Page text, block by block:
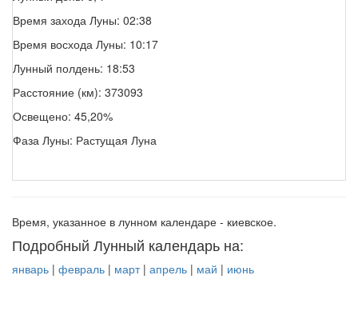
Время захода Луны: 02:38
Время восхода Луны: 10:17
Лунный полдень: 18:53
Расстояние (км): 373093
Освещено: 45,20%
Фаза Луны: Растущая Луна
Время, указанное в лунном календаре - киевское.
Подробный Лунный календарь на:
январь | февраль | март| апрель | май | июнь